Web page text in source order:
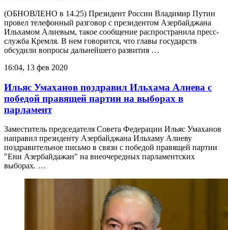
(ОБНОВЛЕНО в 14.25) Президент России Владимир Путин
провел телефонный разговор с президентом Азербайджана
Ильхамом Алиевым, такое сообщение распространила пресс-
служба Кремля. В нем говорится, что главы государств
обсудили вопросы дальнейшего развития …
16:04, 13 фев 2020
Ильяс Умаханов поздравил Ильхама Алиева с
победой правящей партии на выборах в
парламент
Заместитель председателя Совета Федерации Ильяс Умаханов
направил президенту Азербайджана Ильхаму Алиеву
поздравительное письмо в связи с победой правящей партии
"Ени Азербайдажан" на внеочередных парламентских
выборах. …